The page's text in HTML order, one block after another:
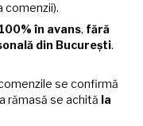
comenzii).
100% în avans, fără
din București.
se confirmă
rămasă se achită la